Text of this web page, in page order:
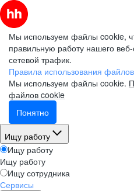
Мы используем файлы cookie,
правильную работу нашего
сетевой трафик.
Правила использования
Мы используем файлы cookie.
файлов cookie
Понятно
Ищу работу
Ищу работу
Ищу работу
Ищу сотрудника
Сервисы